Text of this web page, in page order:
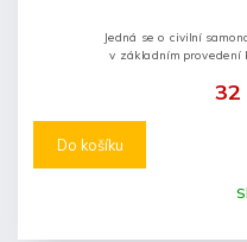
32
Do košíku
Jedná se o civilní
v základním provedení